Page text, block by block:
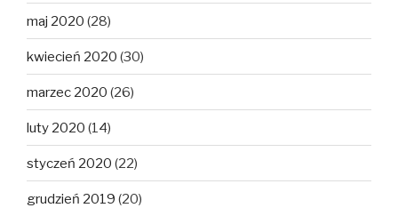
maj 2020 (28)
kwiecień 2020 (30)
marzec 2020 (26)
luty 2020 (14)
styczeń 2020 (22)
grudzień 2019 (20)